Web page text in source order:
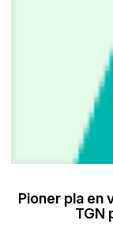
Pioner pla en
TGN